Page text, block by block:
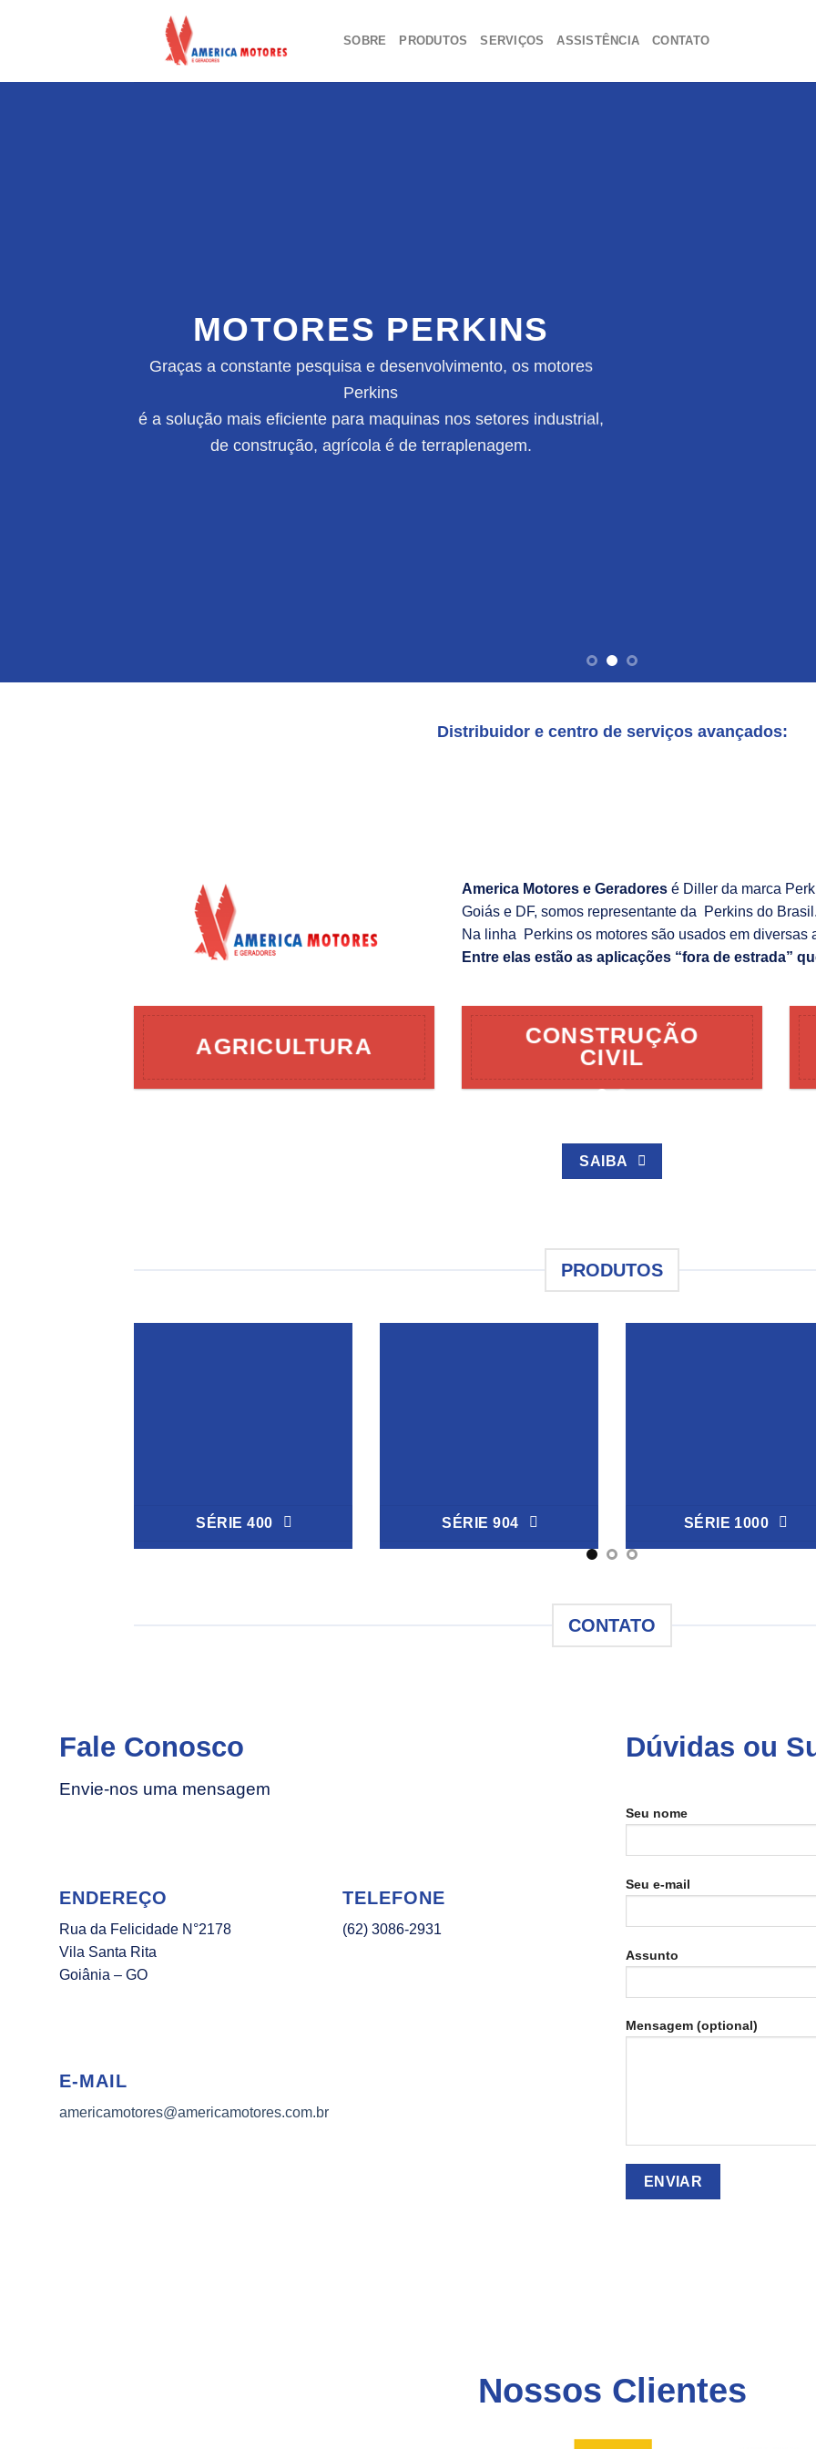
SOBRE PRODUTOS SERVIÇOS ASSISTÊNCIA CONTATO
MOTORES PERKINS
Graças a constante pesquisa e desenvolvimento, os motores
Perkins
é a solução mais eficiente para maquinas nos setores industrial,
de construção, agrícola é de terraplenagem.
Distribuidor e centro de serviços avançados:
America Motores e Geradores é Diller da marca
Goiás e DF, somos representante da Perkins do Brasil.
Na linha Perkins os motores são usados em diversas
Entre elas estão as aplicações “fora de estrada”
AGRICULTURA
CONSTRUÇÃO
CIVIL
SAIBA
PRODUTOS
SÉRIE 400 SÉRIE 904 SÉRIE 1000
CONTATO
Fale Conosco
Envie-nos uma mensagem
ENDEREÇO
Rua da Felicidade N°2178
Vila Santa Rita
Goiânia – GO
TELEFONE
(62) 3086-2931
E-MAIL
americamotores@americamotores.com.br
Dúvidas ou
Seu nome
Seu e-mail
Assunto
Mensagem (optional)
Nossos Clientes